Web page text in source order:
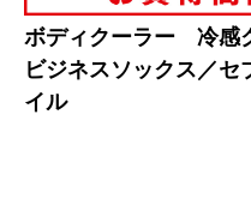
ボディクーラー 冷
ビジネスソックス／セ
イル